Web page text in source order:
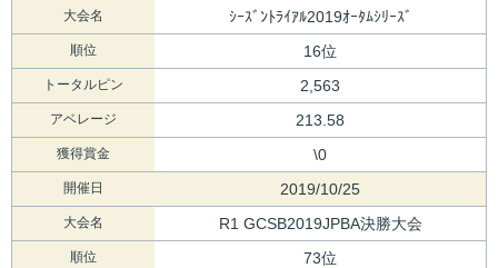
大会名 ｼｰｽﾞﾝﾄﾗｲｱﾙ2019ｵｰﾀﾑｼﾘｰｽﾞ
順位 16位
トータルピン 2,563
アベレージ 213.58
獲得賞金 \0
開催日 2019/10/25
大会名 R1 GCSB2019JPBA決勝大会
順位 73位